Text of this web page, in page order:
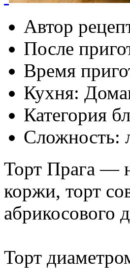
Автор
После
Время
Кухня:
Категория
Сложность:
Торт Прага —
коржи, торт
абрикосового
Торт